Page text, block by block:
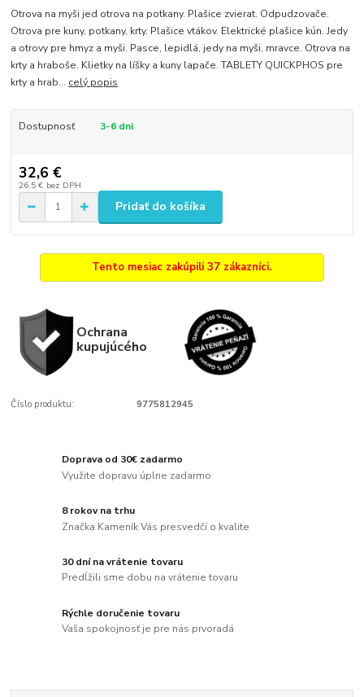
Otrova na myši jed otrova na potkany. Plašice zvierat. Odpudzovače.
Otrova pre kuny, potkany, krty. Plašice vtákov. Elektrické plašice kún. Jedy
a otrovy pre hmyz a myši. Pasce, lepidlá, jedy na myši, mravce. Otrova na
krty a hraboše. Klietky na líšky a kuny lapače. TABLETY QUICKPHOS pre
krty a hrab... celý popis
Dostupnosť 3-6 dni
32,6 €
26,5 € bez DPH
Pridať do košíka
Tento mesiac zakúpili 37 zákazníci.
Ochrana
kupujúcého
Číslo produktu: 9775812945
Doprava od 30€ zadarmo
Využite dopravu úplne zadarmo
8 rokov na trhu
Značka Kameník Vás presvedčí o kvalite
30 dní na vrátenie tovaru
Predĺžili sme dobu na vrátenie tovaru
Rýchle doručenie tovaru
Vaša spokojnosť je pre nás prvoradá